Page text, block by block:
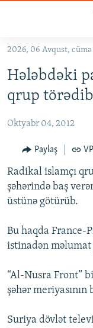
Əsas
qayıt
Əsas
naviqasiyaya
qayıt
KORRUPSIOMETR
#ƏSLINDƏ
FƏRQƏ BAX
QANUNI DOĞRU
ARAŞDIRMA
VIDEO
İNFOQRAFIKA
KARIKATURA
RADIO ARXIV
AZƏRBAYCAN
İSLAM VƏ
İZ - MƏDƏNIYYƏT
MISSIYAMIZ
PEŞƏ ETIKASI VƏ
BIZI IZLƏ
2026, 06 Avqust, cümə
Hələbdəki
qrup törədib
Oktyabr 04, 2012
Paylaş
Radikal islamçı
şəhərində baş
üstünə götürüb.
Bu haqda France-
istinadən məlumat
“Al-Nusra Front”
şəhər
Suriya dövlət